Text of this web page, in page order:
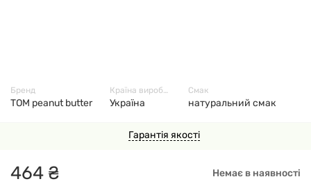
Гарантія якості
464 ₴ Немає в наявності
Бренд
TOM peanut butter
Країна виробник
Україна
Смак
натуральний смак